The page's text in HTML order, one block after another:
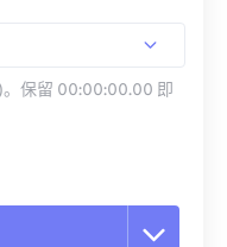
。保留 00:00:00.00 即